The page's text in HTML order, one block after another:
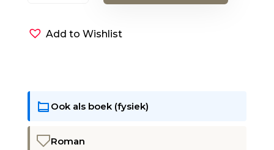
de
boek)
aantal
Add to Wishlist
Ook als boek (fysiek)
Roman